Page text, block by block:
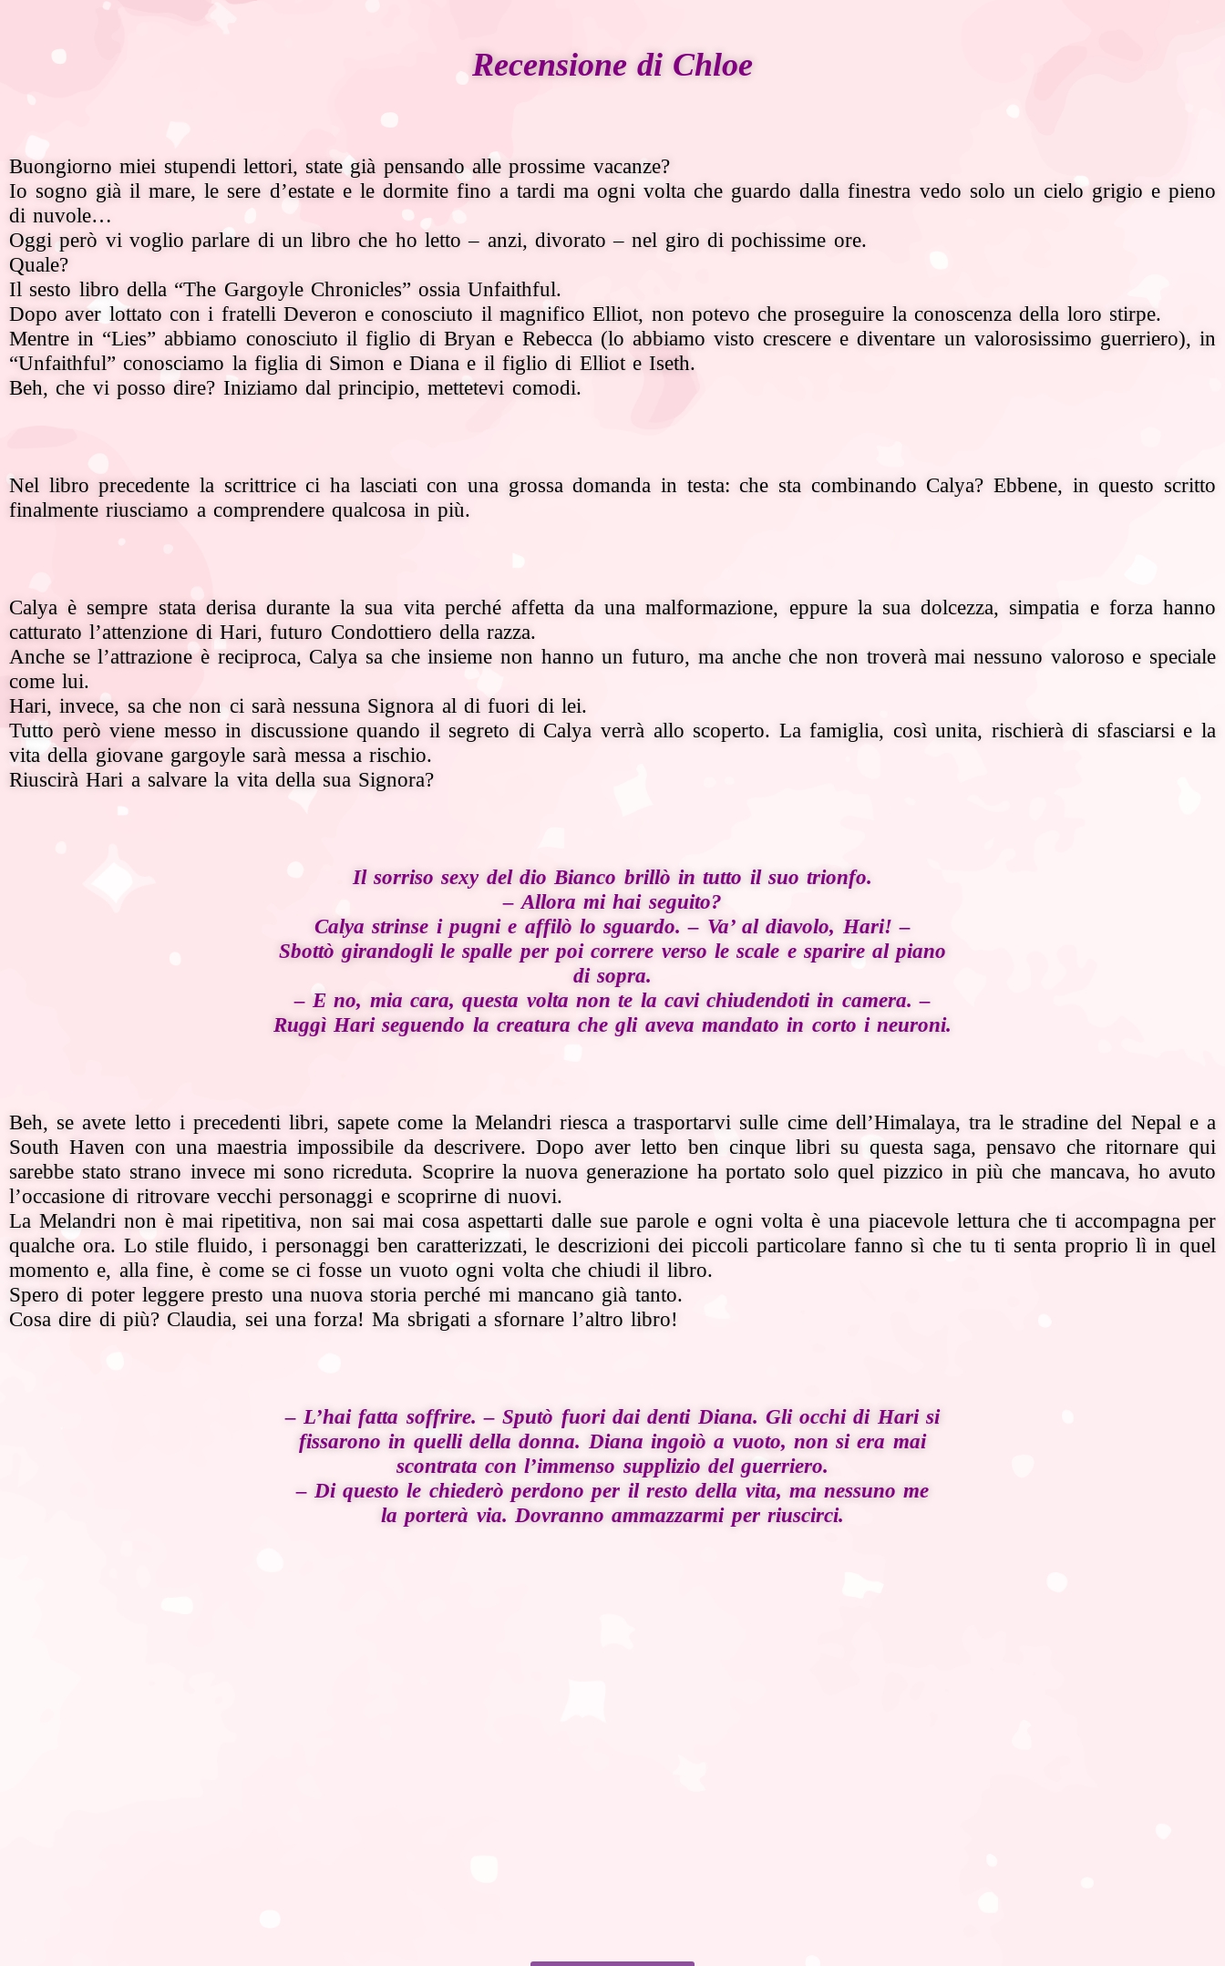
Recensione di Chloe
Buongiorno miei stupendi lettori, state già pensando alle prossime vacanze?
Io sogno già il mare, le sere d’estate e le dormite fino a tardi ma ogni volta che guardo dalla finestra vedo solo un cielo grigio e pieno
di nuvole…
Oggi però vi voglio parlare di un libro che ho letto – anzi, divorato – nel giro di pochissime ore.
Quale?
Il sesto libro della “The Gargoyle Chronicles” ossia Unfaithful.
Dopo aver lottato con i fratelli Deveron e conosciuto il magnifico Elliot, non potevo che proseguire la conoscenza della loro stirpe.
Mentre in “Lies” abbiamo conosciuto il figlio di Bryan e Rebecca (lo abbiamo visto crescere e diventare un valorosissimo guerriero), in
“Unfaithful” conosciamo la figlia di Simon e Diana e il figlio di Elliot e Iseth.
Beh, che vi posso dire? Iniziamo dal principio, mettetevi comodi.
Nel libro precedente la scrittrice ci ha lasciati con una grossa domanda in testa: che sta combinando Calya? Ebbene, in questo scritto
finalmente riusciamo a comprendere qualcosa in più.
Calya è sempre stata derisa durante la sua vita perché affetta da una malformazione, eppure la sua dolcezza, simpatia e forza hanno
catturato l’attenzione di Hari, futuro Condottiero della razza.
Anche se l’attrazione è reciproca, Calya sa che insieme non hanno un futuro, ma anche che non troverà mai nessuno valoroso e speciale
come lui.
Hari, invece, sa che non ci sarà nessuna Signora al di fuori di lei.
Tutto però viene messo in discussione quando il segreto di Calya verrà allo scoperto. La famiglia, così unita, rischierà di sfasciarsi e la
vita della giovane gargoyle sarà messa a rischio.
Riuscirà Hari a salvare la vita della sua Signora?
Il sorriso sexy del dio Bianco brillò in tutto il suo trionfo.
– Allora mi hai seguito?
Calya strinse i pugni e affilò lo sguardo. – Va’ al diavolo, Hari! –
Sbottò girandogli le spalle per poi correre verso le scale e sparire al piano
di sopra.
– E no, mia cara, questa volta non te la cavi chiudendoti in camera. –
Ruggì Hari seguendo la creatura che gli aveva mandato in corto i neuroni.
Beh, se avete letto i precedenti libri, sapete come la Melandri riesca a trasportarvi sulle cime dell’Himalaya, tra le stradine del Nepal e a
South Haven con una maestria impossibile da descrivere. Dopo aver letto ben cinque libri su questa saga, pensavo che ritornare qui
sarebbe stato strano invece mi sono ricreduta. Scoprire la nuova generazione ha portato solo quel pizzico in più che mancava, ho avuto
l’occasione di ritrovare vecchi personaggi e scoprirne di nuovi.
La Melandri non è mai ripetitiva, non sai mai cosa aspettarti dalle sue parole e ogni volta è una piacevole lettura che ti accompagna per
qualche ora. Lo stile fluido, i personaggi ben caratterizzati, le descrizioni dei piccoli particolare fanno sì che tu ti senta proprio lì in quel
momento e, alla fine, è come se ci fosse un vuoto ogni volta che chiudi il libro.
Spero di poter leggere presto una nuova storia perché mi mancano già tanto.
Cosa dire di più? Claudia, sei una forza! Ma sbrigati a sfornare l’altro libro!
– L’hai fatta soffrire. – Sputò fuori dai denti Diana. Gli occhi di Hari si
fissarono in quelli della donna. Diana ingoiò a vuoto, non si era mai
scontrata con l’immenso supplizio del guerriero.
– Di questo le chiederò perdono per il resto della vita, ma nessuno me
la porterà via. Dovranno ammazzarmi per riuscirci.